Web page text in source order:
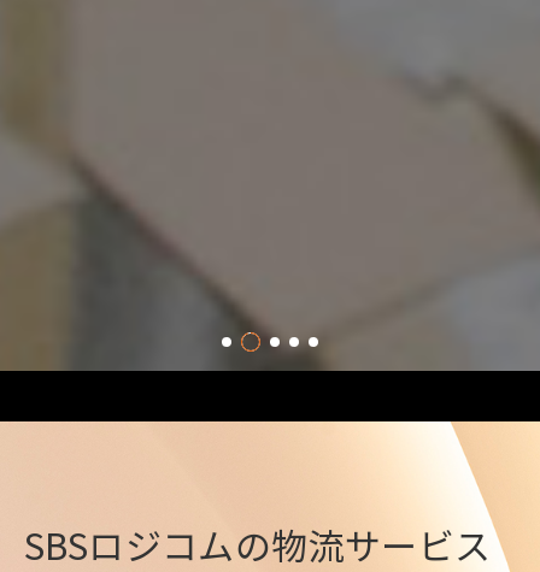
SBSロジコムの物流サービス